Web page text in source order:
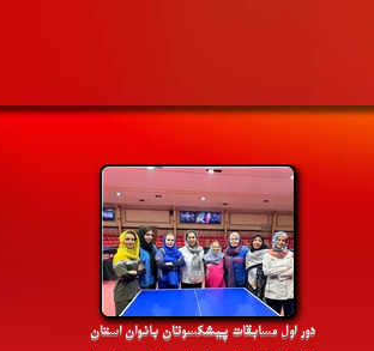
4:25 PM
با ابلاغ دکترسلطانی فر وزیر ورزش و جوانان،
مهدی تکابی به عنوان عضو جدید هیئت رئیسه
فدراسیون تنیس روی میز منصوب شد
دور اول مسابقات پیشکسوتان بانوان استان